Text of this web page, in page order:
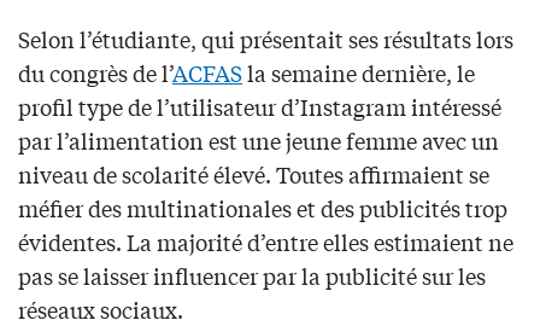
Selon l’étudiante, qui présentait ses résultats lors
du congrès de l’ACFASla semaine dernière, le
profil type de l’utilisateur d’Instagram intéressé
par l’alimentation est une jeune femme avec un
niveau de scolarité élevé. Toutes affirmaient se
méfier des multinationales et des publicités trop
évidentes. La majorité d’entre elles estimaient ne
pas se laisser influencer par la publicité sur les
réseaux sociaux.